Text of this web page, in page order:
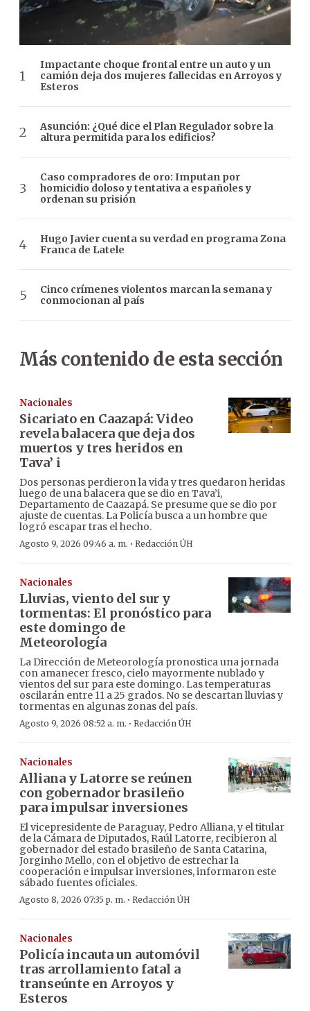
Impactante choque frontal entre un auto y un
camión deja dos mujeres fallecidas en Arroyos y
Esteros
Asunción: ¿Qué dice el Plan Regulador sobre la
altura permitida para los edificios?
Caso compradores de oro: Imputan por
homicidio doloso y tentativa a españoles y
ordenan su prisión
Hugo Javier cuenta su verdad en programa Zona
Franca de Latele
Cinco crímenes violentos marcan la semana y
conmocionan al país
Más contenido de esta sección
Nacionales
Sicariato en Caazapá: Video
revela balacera que deja dos
muertos y tres heridos en
Tava’ i
Dos personas perdieron la vida y tres quedaron heridas
luego de una balacera que se dio en Tava’i,
Departamento de Caazapá. Se presume que se dio por
ajuste de cuentas. La Policía busca a un hombre que
logró escapar tras el hecho.
Agosto 9, 2026 09:46 a. m. · Redacción ÚH
Nacionales
Lluvias, viento del sur y
tormentas: El pronóstico para
este domingo de
Meteorología
La Dirección de Meteorología pronostica una jornada
con amanecer fresco, cielo mayormente nublado y
vientos del sur para este domingo. Las temperaturas
oscilarán entre 11 a 25 grados. No se descartan lluvias y
tormentas en algunas zonas del país.
Agosto 9, 2026 08:52 a. m. · Redacción ÚH
Nacionales
Alliana y Latorre se reúnen
con gobernador brasileño
para impulsar inversiones
El vicepresidente de Paraguay, Pedro Alliana, y el titular
de la Cámara de Diputados, Raúl Latorre, recibieron al
gobernador del estado brasileño de Santa Catarina,
Jorginho Mello, con el objetivo de estrechar la
cooperación e impulsar inversiones, informaron este
sábado fuentes oficiales.
Agosto 8, 2026 07:35 p. m. · Redacción ÚH
Nacionales
Policía incauta un automóvil
tras arrollamiento fatal a
transeúnte en Arroyos y
Esteros